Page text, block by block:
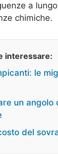
a
chimiche.
interessare:
le
un angolo
del